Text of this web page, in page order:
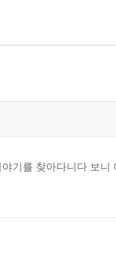
기를 찾아다니다 보